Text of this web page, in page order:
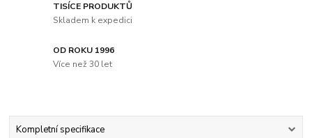
TISÍCE PRODUKTŮ
Skladem k expedici
OD ROKU 1996
Více než 30 let
Kompletní specifikace